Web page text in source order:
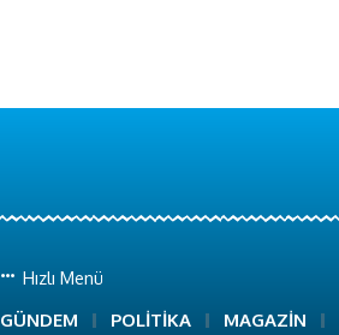
Hızlı Menü
GÜNDEM POLİTİKA MAGAZİN